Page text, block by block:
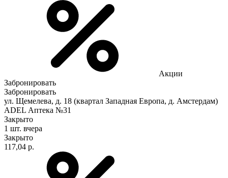
Акции
Забронировать
Забронировать
ул. Щемелева, д. 18 (квартал Западная Европа, д. Амстердам)
ADEL Аптека №31
Закрыто
1 шт. вчера
Закрыто
117,04 р.